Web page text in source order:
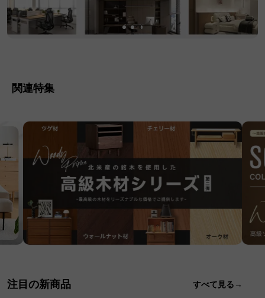
関連特集
注目の新商品 すべて見る→